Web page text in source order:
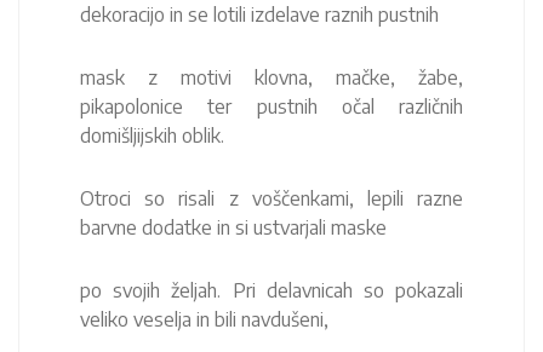
dekoracijo in se lotili izdelave raznih pustnih
mask z motivi klovna, mačke, žabe,
pikapolonice ter pustnih očal različnih
domišljijskih oblik.
Otroci so risali z voščenkami, lepili razne
barvne dodatke in si ustvarjali maske
po svojih željah. Pri delavnicah so pokazali
veliko veselja in bili navdušeni,